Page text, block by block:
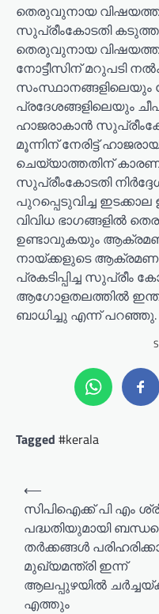
തെരുവുനായ
സുപ്രീംകോടതി കടുത്ത
തെരുവുനായ
നോട്ടീസിന് മറുപടി
സംസ്ഥാനങ്ങളിലെയും
പ്രദേശങ്ങളിലെയും ചീഫ്
ഹാജരാകാൻ
മൂന്നിന് നേരിട്ട്
ചെയ്യാത്തതിന്
സുപ്രീംകോടതി
പുറപ്പെടുവിച്ച
വിവിധ ഭാഗങ്ങളിൽ
ഉണ്ടാവുകയും
നായ്ക്കളുടെ
പ്രകടിപ്പിച്ച സുപ്രീം
ആഗോളതലത്തിൽ
ബാധിച്ചു എന്ന് പറഞ്ഞു.
Tagged #kerala
⟵
സിപിഐക്ക് പി എം
പദ്ധതിയുമായി
തർക്കങ്ങൾ
മുഖ്യമന്ത്രി ഇന്ന്
ആലപ്പുഴയിൽ
എത്തും